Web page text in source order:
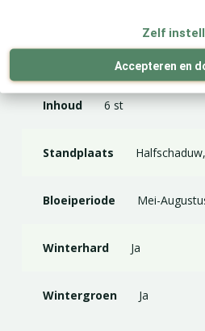
Zelf
Accepteren en
Potmaat (cm)
Inhoud 6 st
Standplaats
Bloeiperiode Mei-
Winterhard Ja
Wintergroen Ja